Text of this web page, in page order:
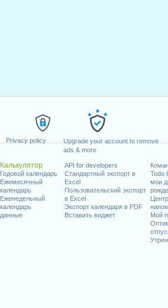
Privacy policy
Upgrade your account to remove
ads & more
Калькулятор
Годовой календарь
Ежемесячный
календарь
Еженедельный
календарь
данные
API for developers
Стандартный экспорт в
Excel
Пользовательский экспорт
в Excel
Экспорт календаря в PDF
Вставить виджет
Todo
мои
Центр
Мой